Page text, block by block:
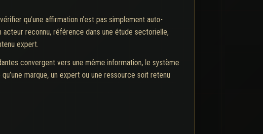
qu’une affirmation n’est pas simplement auto-
reconnu, référence dans une étude sectorielle,
expert.
convergent vers une même information, le système
marque, un expert ou une ressource soit retenu